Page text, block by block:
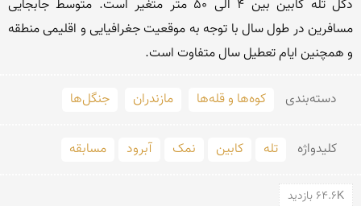
و همچنین ایام تعطیل سال متفاوت است.
دسته‌بندی کوه‌ها و قله‌ها مازندران جنگل‌ها
کلید‌واژه تله کابین نمک آبرود مسابقه
64.6K بازدید